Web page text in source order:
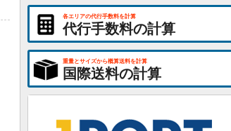
各エリアの代行手数料を計算
代行手数料の計算
重量とサイズから概算送料を計算
国際送料の計算